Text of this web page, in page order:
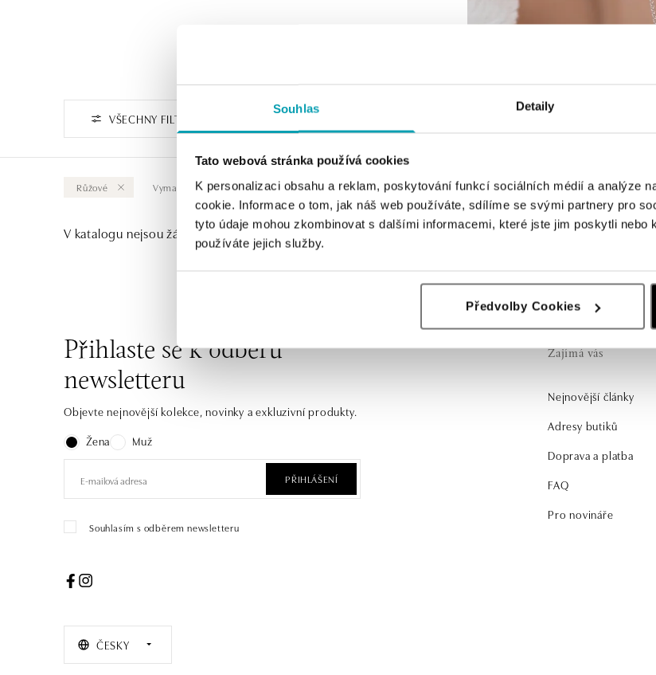
Souhlas Detaily
Tato webová stránka používá cookies
K personalizaci obsahu a reklam, poskytování funkcí sociálních médií a analýze
cookie. Informace o tom, jak náš web používáte, sdílíme se svými partnery pro
tyto údaje mohou zkombinovat s dalšími informacemi, které jste jim poskytli nebo
používáte jejich služby.
Předvolby Cookies
VŠECHNY FILTRY
Růžové Vymazat vše
V katalogu nejsou žádné produkty.
Přihlaste se k odběru
newsletteru
Objevte nejnovější kolekce, novinky a exkluzivní produkty.
Žena
Muž
PŘIHLÁŠENÍ
Souhlasím s odběrem newsletteru
ČESKY
Zajímá vás
Nejnovější články
Adresy butiků
Doprava a platba
FAQ
Pro novináře